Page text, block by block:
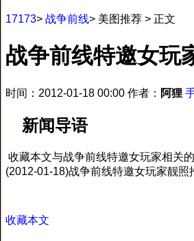
17173> 战争前线> 美图推荐 > 正文
战争前线特邀女玩
时间：2012-01-18 00:00 作者： 阿狸
新闻导语
收藏本文与战争前线特邀女玩家相关
(2012-01-18)战争前线特邀女玩家靓
收藏本文